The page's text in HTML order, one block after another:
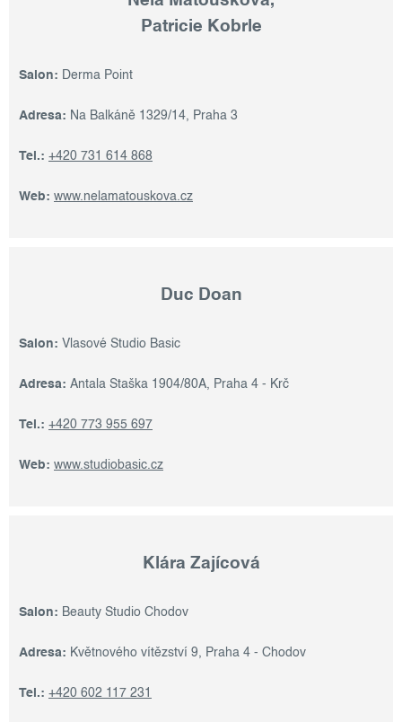
Patricie Kobrle
Salon: Derma Point
Adresa: Na Balkáně 1329/14, Praha 3
Tel.: +420 731 614 868
Web: www.nelamatouskova.cz
Duc Doan
Salon: Vlasové Studio Basic
Adresa: Antala Staška 1904/80A, Praha 4 - Krč
Tel.: +420 773 955 697
Web: www.studiobasic.cz
Klára Zajícová
Salon: Beauty Studio Chodov
Adresa: Květnového vítězství 9, Praha 4 - Chodov
Tel.: +420 602 117 231